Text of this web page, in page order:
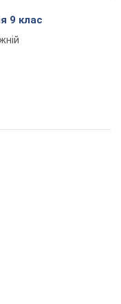
9 клас